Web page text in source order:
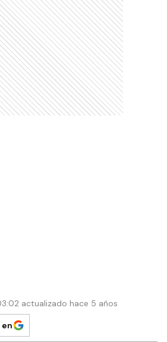
actualizado hace 5 años